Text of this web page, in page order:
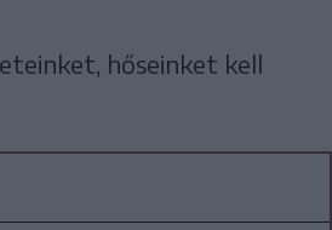
hőseinket kell